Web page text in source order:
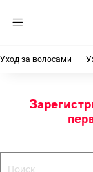
Уход за волосами